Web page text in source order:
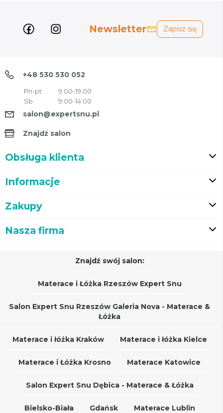
Newsletter Zapisz się
+48 530 530 052
Pn-pt
9:00-19:00
Sb
9:00-14:00
salon@expertsnu.pl
Znajdź salon
Obsługa klienta
Informacje
Zakupy
Nasza firma
Znajdź swój salon:
Materace i Łóżka Rzeszów Expert Snu
Salon Expert Snu Rzeszów Galeria Nova - Materace &
Łóżka
Materace i łóżka Kraków Materace i łóżka Kielce
Materace i Łóżka Krosno Materace Katowice
Salon Expert Snu Dębica - Materace & Łóżka
Bielsko-Biała Gdańsk Materace Lublin